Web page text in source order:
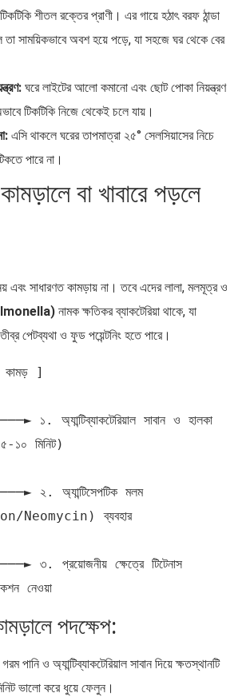
টিকটিকি শীতল রক্তের প্রাণী। এর গায়ে হঠাৎ বরফ ঠান্ডা
তা সাময়িকভাবে অবশ হয়ে পড়ে, যা সহজে ঘর থেকে বের
ঘরে লাইটের আলো কমানো এবং ছোট পোকা নিয়ন্ত্রণ
টিকটিকি নিজে থেকেই চলে যায়।
এসি থাকলে ঘরের তাপমাত্রা ২৫° সেলসিয়াসের নিচে
পারে না।
বা খাবারে পড়লে
নয় এবং সাধারণত কামড়ায় না। তবে এদের লালা, মলমূত্র ও
নামক ক্ষতিকর ব্যাকটেরিয়া থাকে, যা
পেটব্যথা ও ফুড পয়েন্টনিং হতে পারে।
কামড় ]
১০ মিনিট)
Neomycin) ব্যবহার
পদক্ষেপ:
গরম পানি ও অ্যান্টিব্যাকটেরিয়াল সাবান দিয়ে ক্ষতস্থানটি
ভালো করে ধুয়ে ফেলুন।